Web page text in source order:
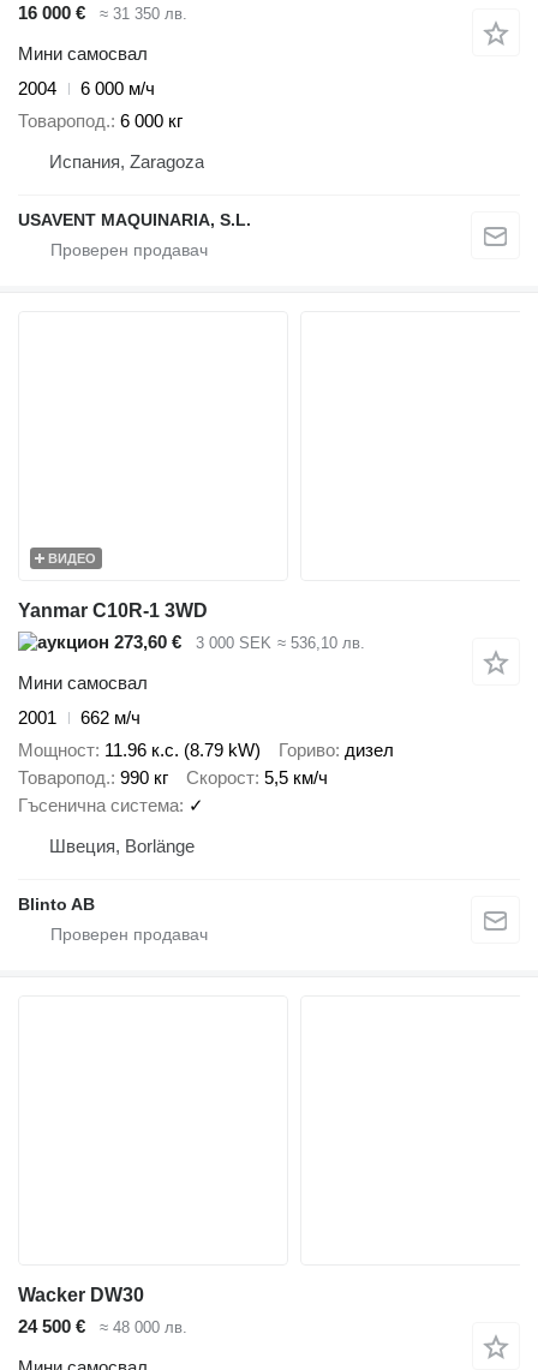
16 000 €
≈ 31 350 лв.
Мини самосвал
2004
6 000 м/ч
Товаропод. 6 000 кг
Испания, Zaragoza
USAVENT MAQUINARIA, S.L.
ВИДЕО
Yanmar C10R-1 3WD
273,60 €
3 000 SEK ≈ 536,10 лв.
Мини самосвал
2001
662 м/ч
Мощност 11.96 к.с. (8.79 kW) Гориво дизел
Товаропод. 990 кг Скорост 5,5 км/ч
Гъсенична система ✓
Швеция, Borlänge
Blinto AB
Wacker DW30
24 500 €
≈ 48 000 лв.